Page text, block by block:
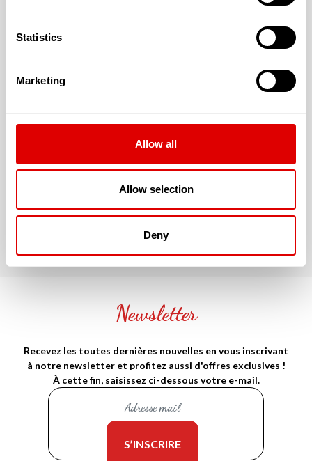
Statistics
Marketing
Allow all
Allow selection
Deny
La résidence accepte les résidents dont la
G.I.R. 5 & 6
RÉSIDENCE SÉNIOR QUI ME
CORRESPONDE !
Newsletter
Recevez les toutes dernières nouvelles en vous inscrivant
à notre newsletter et profitez aussi d'offres exclusives !
À cette fin, saisissez ci-dessous votre e-mail.